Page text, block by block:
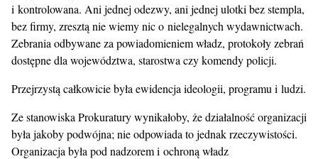
i kontrolowana. Ani jednej odezwy, ani jednej ulotki bez stempla,
bez firmy, zresztą nie wiemy nic o nielegalnych wydawnictwach.
Zebrania odbywane za powiadomieniem władz, protokoły zebrań
dostępne dla województwa, starostwa czy komendy policji.
Przejrzystą całkowicie była ewidencja ideologii, programu i ludzi.
Ze stanowiska Prokuratury wynikałoby, że działalność organizacji
była jakoby podwójna; nie odpowiada to jednak rzeczywistości.
Organizacja była pod nadzorem i ochroną władz